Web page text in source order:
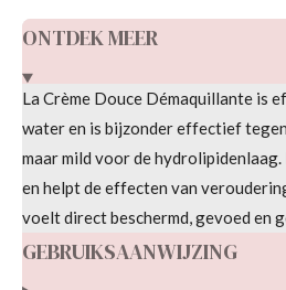
n
:
0
s
t
e
r
e
r
e
r
e
n
e
r
e
n
e
r
e
ONTDEK MEER
La Crème Douce Démaquillante is
water en is bijzonder effectief
maar mild voor de hydrolipidenlaag.
en helpt de effecten van
voelt direct beschermd, gevoed en
GEBRUIKSAANWIJZING